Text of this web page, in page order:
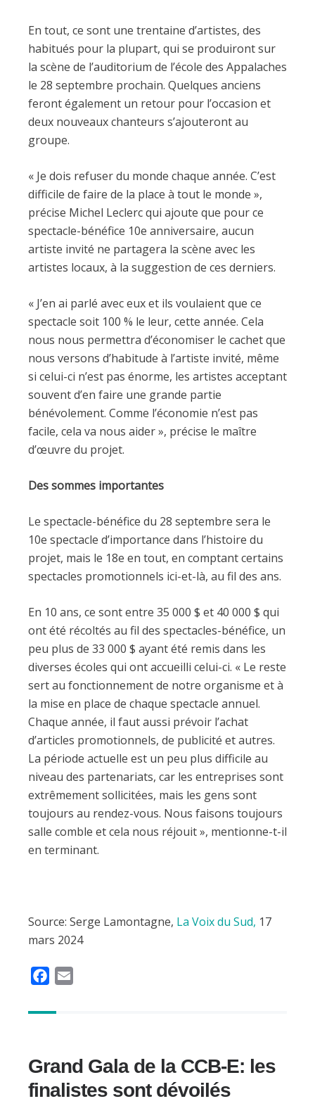
En tout, ce sont une trentaine d’artistes, des
habitués pour la plupart, qui se produiront sur
la scène de l’auditorium de l’école des Appalaches
le 28 septembre prochain. Quelques anciens
feront également un retour pour l’occasion et
deux nouveaux chanteurs s’ajouteront au
groupe.
« Je dois refuser du monde chaque année. C’est
difficile de faire de la place à tout le monde »,
précise Michel Leclerc qui ajoute que pour ce
spectacle-bénéfice 10e anniversaire, aucun
artiste invité ne partagera la scène avec les
artistes locaux, à la suggestion de ces derniers.
« J’en ai parlé avec eux et ils voulaient que ce
spectacle soit 100 % le leur, cette année. Cela
nous nous permettra d’économiser le cachet que
nous versons d’habitude à l’artiste invité, même
si celui-ci n’est pas énorme, les artistes acceptant
souvent d’en faire une grande partie
bénévolement. Comme l’économie n’est pas
facile, cela va nous aider », précise le maître
d’œuvre du projet.
Des sommes importantes
Le spectacle-bénéfice du 28 septembre sera le
10e spectacle d’importance dans l’histoire du
projet, mais le 18e en tout, en comptant certains
spectacles promotionnels ici-et-là, au fil des ans.
En 10 ans, ce sont entre 35 000 $ et 40 000 $ qui
ont été récoltés au fil des spectacles-bénéfice, un
peu plus de 33 000 $ ayant été remis dans les
diverses écoles qui ont accueilli celui-ci. « Le reste
sert au fonctionnement de notre organisme et à
la mise en place de chaque spectacle annuel.
Chaque année, il faut aussi prévoir l’achat
d’articles promotionnels, de publicité et autres.
La période actuelle est un peu plus difficile au
niveau des partenariats, car les entreprises sont
extrêmement sollicitées, mais les gens sont
toujours au rendez-vous. Nous faisons toujours
salle comble et cela nous réjouit », mentionne-t-il
en terminant.
Source: Serge Lamontagne, La Voix du Sud, 17
mars 2024
c
o
o
Grand Gala de la CCB-E: les
finalistes sont dévoilés